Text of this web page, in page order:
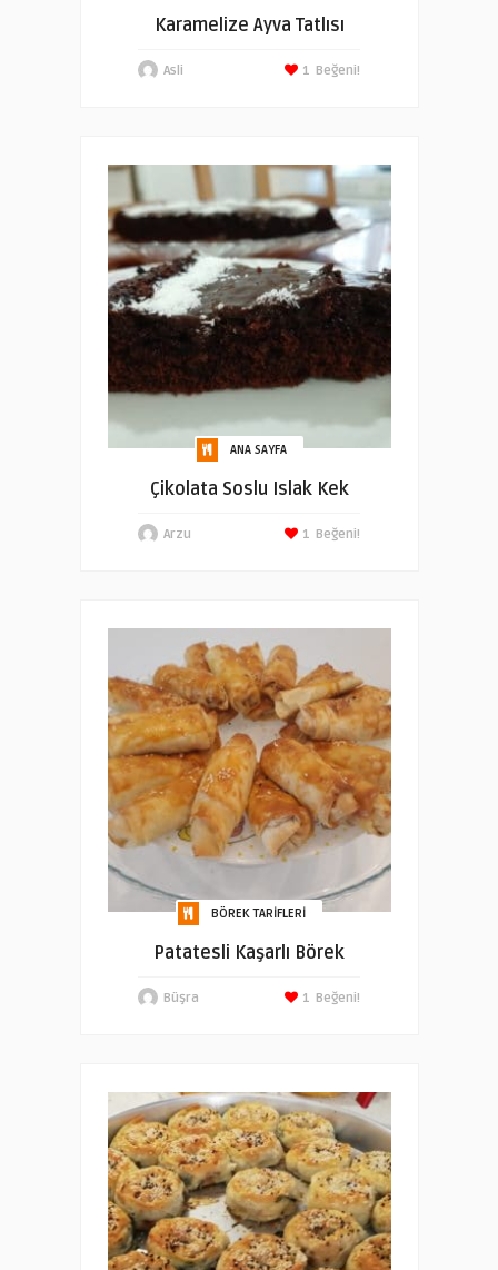
Karamelize Ayva Tatlısı
Asli Beğeni!
1
ANA SAYFA
Çikolata Soslu Islak Kek
Arzu Beğeni!
1
BÖREK TARIFLERI
Patatesli Kaşarlı Börek
Büşra Beğeni!
1